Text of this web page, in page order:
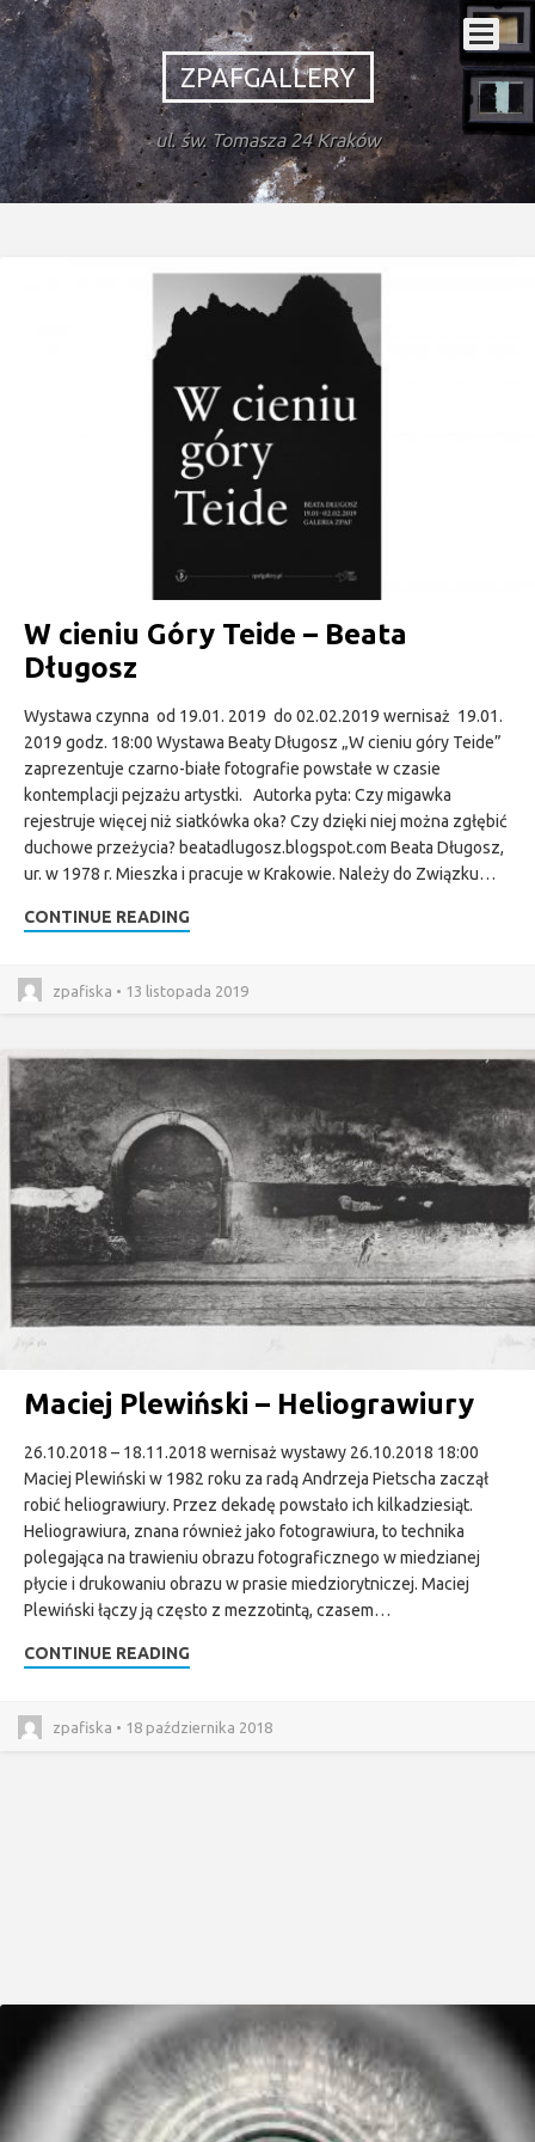
ZPAFGALLERY
ul. św. Tomasza 24 Kraków
W cieniu Góry Teide – Beata
Długosz
Wystawa czynna od 19.01. 2019 do 02.02.2019 wernisaż 19.01.
2019 godz. 18:00 Wystawa Beaty Długosz „W cieniu góry Teide”
zaprezentuje czarno-białe fotografie powstałe w czasie
kontemplacji pejzażu artystki. Autorka pyta: Czy migawka
rejestruje więcej niż siatkówka oka? Czy dzięki niej można zgłębić
duchowe przeżycia? beatadlugosz.blogspot.com Beata Długosz,
ur. w 1978 r. Mieszka i pracuje w Krakowie. Należy do Związku…
CONTINUE READING
zpafiska • 13 listopada 2019
Maciej Plewiński – Heliograwiury
26.10.2018 – 18.11.2018 wernisaż wystawy 26.10.2018 18:00
Maciej Plewiński w 1982 roku za radą Andrzeja Pietscha zaczął
robić heliograwiury. Przez dekadę powstało ich kilkadziesiąt.
Heliograwiura, znana również jako fotograwiura, to technika
polegająca na trawieniu obrazu fotograficznego w miedzianej
płycie i drukowaniu obrazu w prasie miedziorytniczej. Maciej
Plewiński łączy ją często z mezzotintą, czasem…
CONTINUE READING
zpafiska • 18 października 2018